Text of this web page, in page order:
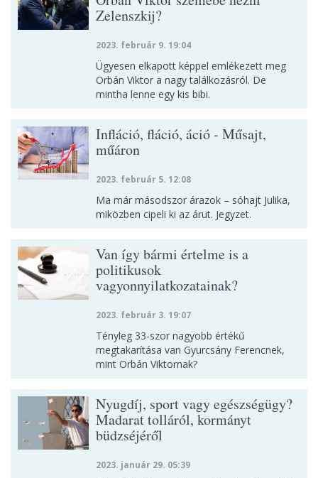
Zelenszkij?
2023. február 9. 19:04
Ügyesen elkapott képpel emlékezett meg
Orbán Viktor a nagy találkozásról. De
mintha lenne egy kis bibi.
Infláció, fláció, áció - Műsajt,
műáron
2023. február 5. 12:08
Ma már másodszor árazok – sóhajt Julika,
miközben cipeli ki az árut. Jegyzet.
Van így bármi értelme is a
politikusok
vagyonnyilatkozatainak?
2023. február 3. 19:07
Tényleg 33-szor nagyobb értékű
megtakarítása van Gyurcsány Ferencnek,
mint Orbán Viktornak?
Nyugdíj, sport vagy egészségügy?
Madarat tolláról, kormányt
büdzséjéről
2023. január 29. 05:39